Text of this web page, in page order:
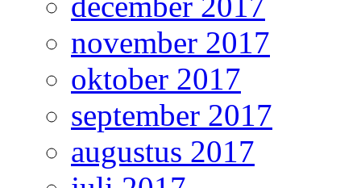
november 2017
oktober 2017
september 2017
augustus 2017